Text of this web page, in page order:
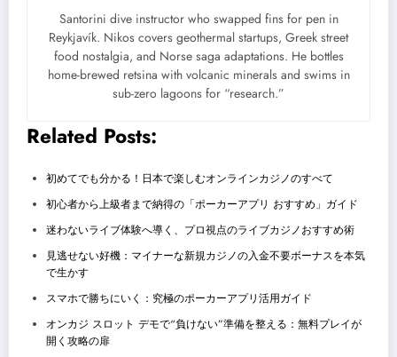
Santorini dive instructor who swapped fins for pen in
Reykjavík. Nikos covers geothermal startups, Greek street
food nostalgia, and Norse saga adaptations. He bottles
home-brewed retsina with volcanic minerals and swims in
sub-zero lagoons for “research.”
Related Posts:
初めてでも分かる！日本で楽しむオンラインカジノのすべて
初心者から上級者まで納得の「ポーカーアプリ おすすめ」ガイド
迷わないライブ体験へ導く、プロ視点のライブカジノおすすめ術
見逃せない好機：マイナーな新規カジノの入金不要ボーナスを本気
で生かす
スマホで勝ちにいく：究極のポーカーアプリ活用ガイド
オンカジ スロット デモで“負けない”準備を整える：無料プレイが
開く攻略の扉